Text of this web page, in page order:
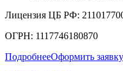
Лицензия ЦБ РФ:
ОГРН: 1117746180870
ПодробнееОформить заявку